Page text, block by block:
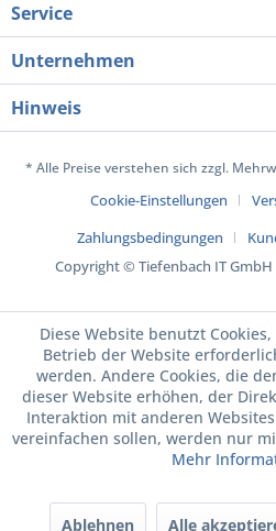
Service
Unternehmen
Hinweis
* Alle Preise verstehen sich zzgl.
Cookie-Einstellungen
Zahlungsbedingungen
Copyright © Tiefenbach IT
Diese Website benutzt
Betrieb der Website
werden. Andere Cookies, die
dieser Website erhöhen, der
Interaktion mit anderen
vereinfachen sollen, werden nur
Mehr
Ablehnen Alle